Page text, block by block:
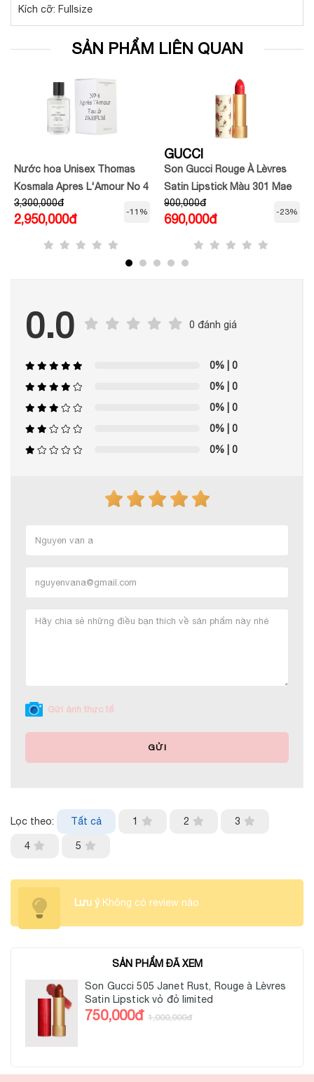
Kích cỡ: Fullsize
SẢN PHẨM LIÊN QUAN
Nước hoa Unisex Thomas
Kosmala Apres L'Amour No 4
3,300,000đ
2,950,000đ
-11%
GUCCI
Son Gucci Rouge À Lèvres
Satin Lipstick Màu 301 Mae
Coral
900,000đ
690,000đ
-23%
0.0 0 đánh giá
0% | 0
0% | 0
0% | 0
0% | 0
0% | 0
Gửi ảnh thực tế
GỬI
Lọc theo: Tất cả 1 2 3
4 5
Lưu ýKhông có review nào
SẢN PHẨM ĐÃ XEM
Son Gucci 505 Janet Rust, Rouge à Lèvres
Satin Lipstick vỏ đỏ limited
750,000đ 1,000,000đ